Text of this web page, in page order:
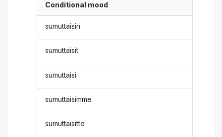
Conditional mood
sumuttaisin
sumuttaisit
sumuttaisi
sumuttaisimme
sumuttaisitte